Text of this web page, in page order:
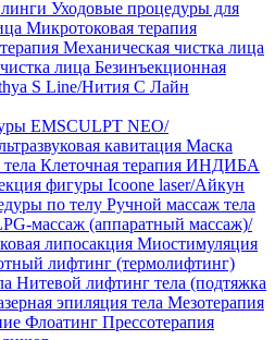
Уходовые процедуры для
Микротоковая терапия
Механическая чистка лица
лица Безинъекционная
S Line/Нития С Лайн
EMSCULPT NEO/
кавитация Маска
Клеточная терапия ИНДИБА
фигуры Icoone laser/Айкун
по телу Ручной массаж тела
массаж (аппаратный массаж)/
липосакция Миостимуляция
лифтинг (термолифтинг)
Нитевой лифтинг тела (подтяжка
эпиляция тела Мезотерапия
Флоатинг Прессотерапия